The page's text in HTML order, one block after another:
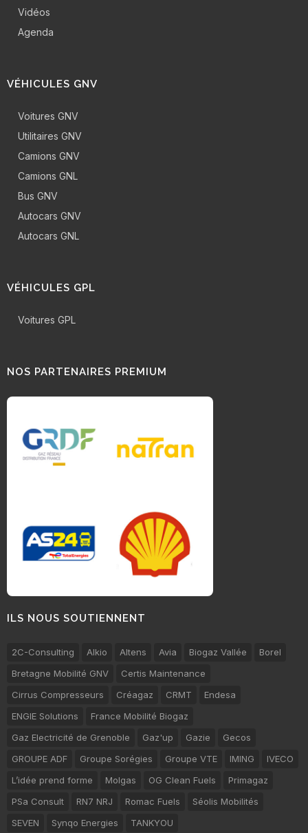
Vidéos
Agenda
VÉHICULES GNV
Voitures GNV
Utilitaires GNV
Camions GNV
Camions GNL
Bus GNV
Autocars GNV
Autocars GNL
VÉHICULES GPL
Voitures GPL
NOS PARTENAIRES PREMIUM
ILS NOUS SOUTIENNENT
2C-Consulting Alkio Altens Avia Biogaz Vallée
Borel
Bretagne Mobilité GNV
Certis Maintenance
Cirrus Compresseurs
Créagaz CRMT
Endesa
ENGIE Solutions
France Mobilité Biogaz
Gaz Electricité de Grenoble
Gaz'up Gazie
Gecos
GROUPE ADF
Groupe Sorégies Groupe VTE IMING
IVECO
L’idée prend forme
Molgas OG Clean Fuels
Primagaz
PSa Consult
RN7 NRJ Romac Fuels
Séolis Mobilités
SEVEN
Synqo Energies TANKYOU